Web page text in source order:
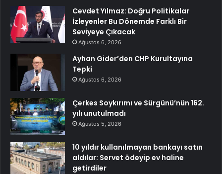
Cevdet Yılmaz: Doğru Politikalar
İzleyenler Bu Dönemde Farklı Bir
Seviyeye Çıkacak
Ağustos 6, 2026
Ayhan Gider’den CHP Kurultayına
Tepki
Ağustos 6, 2026
Çerkes Soykırımı ve Sürgünü’nün 162.
yılı unutulmadı
Ağustos 5, 2026
10 yıldır kullanılmayan bankayı satın
aldılar: Servet ödeyip ev haline
getirdiler